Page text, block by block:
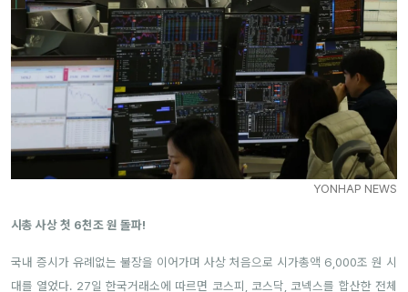
YONHAP NEWS
시총 사상 첫 6천조 원 돌파!
국내 증시가 유례없는 불장을 이어가며 사상 처음으로 시가총액 6,000조 원 시
대를 열었다. 27일 한국거래소에 따르면 코스피, 코스닥, 코넥스를 합산한 전체